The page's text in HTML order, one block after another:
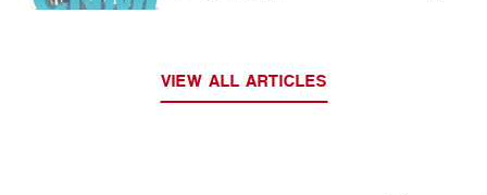
VIEW ALL ARTICLES